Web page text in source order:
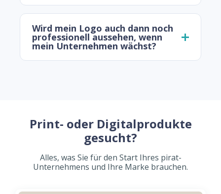
Wird mein Logo auch dann noch
professionell aussehen, wenn
mein Unternehmen wächst?
Print- oder Digitalprodukte
gesucht?
Alles, was Sie für den Start Ihres pirat-
Unternehmens und Ihre Marke brauchen.